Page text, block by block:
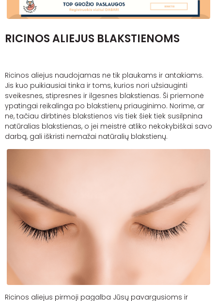
RICINOS ALIEJUS BLAKSTIENOMS
Ricinos aliejus naudojamas ne tik plaukams ir antakiams.
Jis kuo puikiausiai tinka ir toms, kurios nori užsiauginti
sveikesnes, stipresnes ir ilgesnes blakstienas. Ši priemonė
ypatingai reikalinga po blakstienų priauginimo. Norime, ar
ne, tačiau dirbtinės blakstienos vis tiek šiek tiek susilpnina
natūralias blakstienas, o jei meistrė atliko nekokybiškai savo
darbą, gali iškristi nemažai natūralių blakstienų.
Ricinos aliejus pirmoji pagalba Jūsų pavargusioms ir